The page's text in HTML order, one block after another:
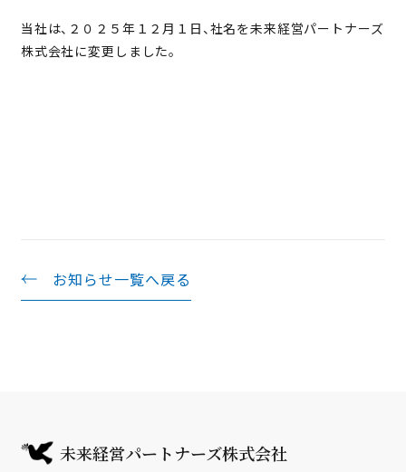
当社は、２０２５年１２月１日、社名を未来経営パートナーズ
株式会社に変更しました。
お知らせ一覧へ戻る
未来経営パートナーズ株式会社